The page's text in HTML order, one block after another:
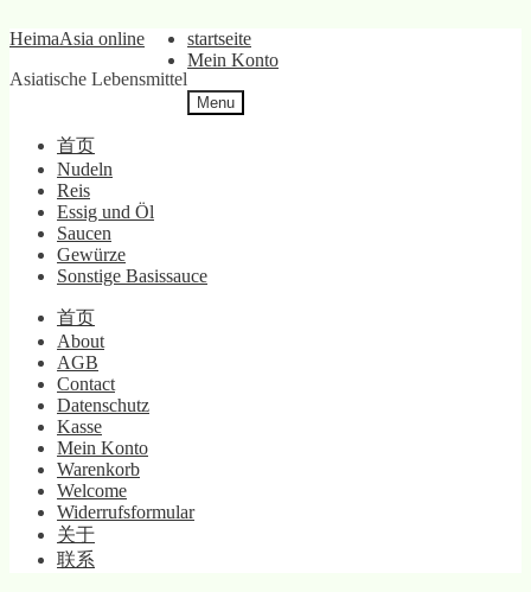
Skip
navigation
Skip
content
HeimaAsia online
Asiatische Lebensmittel
startseite
Mein Konto
Menu
首页
Nudeln
Reis
Essig und Öl
Saucen
Gewürze
Sonstige Basissauce
首页
About
AGB
Contact
Datenschutz
Kasse
Mein Konto
Warenkorb
Welcome
Widerrufsformular
关于
联系